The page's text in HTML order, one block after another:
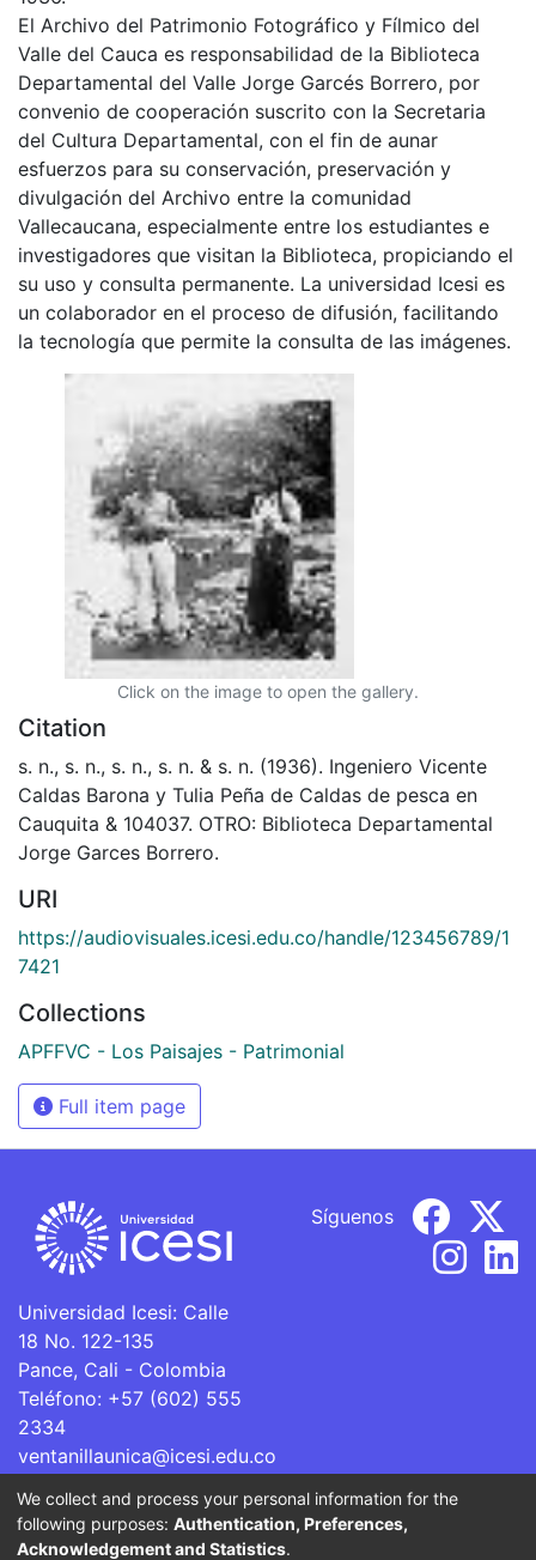
El Archivo del Patrimonio Fotográfico y Fílmico del
Valle del Cauca es responsabilidad de la Biblioteca
Departamental del Valle Jorge Garcés Borrero, por
convenio de cooperación suscrito con la Secretaria
del Cultura Departamental, con el fin de aunar
esfuerzos para su conservación, preservación y
divulgación del Archivo entre la comunidad
Vallecaucana, especialmente entre los estudiantes e
investigadores que visitan la Biblioteca, propiciando el
su uso y consulta permanente. La universidad Icesi es
un colaborador en el proceso de difusión, facilitando
la tecnología que permite la consulta de las imágenes.
Click on the image to open the gallery.
Citation
s. n., s. n., s. n., s. n. & s. n. (1936). Ingeniero Vicente
Caldas Barona y Tulia Peña de Caldas de pesca en
Cauquita & 104037. OTRO: Biblioteca Departamental
Jorge Garces Borrero.
URI
https://audiovisuales.icesi.edu.co/handle/123456789/1
7421
Collections
APFFVC - Los Paisajes - Patrimonial
Full item page
Universidad Icesi: Calle
18 No. 122-135
Pance, Cali - Colombia
Teléfono: +57 (602) 555
2334
ventanillaunica@icesi.edu.co
Síguenos
La Universidad Icesi es una Institución de Educación
Superior que se encuentra sujeta a inspección y vigilancia
We collect and process your personal information for the
following purposes: Authentication, Preferences,
Acknowledgement and Statistics.